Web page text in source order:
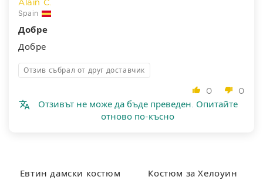
Alain C.
Spain
Добре
Добре
Отзив събрал от друг доставчик
0
0
Отзивът не може да бъде преведен. Опитайте
отново по-късно
Евтин дамски костюм
Костюм за Хелоуин